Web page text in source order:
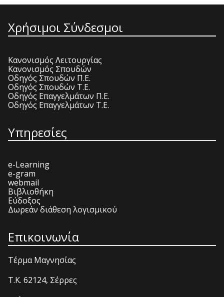
Χρήσιμοι Σύνδεσμοι
Κανονισμός Λειτουργίας
Κανονισμός Σπουδών
Οδηγός Σπουδών Π.Ε.
Οδηγός Σπουδών Τ.Ε.
Οδηγός Επαγγελμάτων Π.Ε.
Οδηγός Επαγγελμάτων Τ.Ε.
Υπηρεσίες
e-Learning
e-gram
webmail
Βιβλιοθήκη
Εύδοξος
Δωρεάν διάθεση λογισμικού
Επικοινωνία
Τέρμα Μαγνησίας
T.K. 62124, Σέρρες